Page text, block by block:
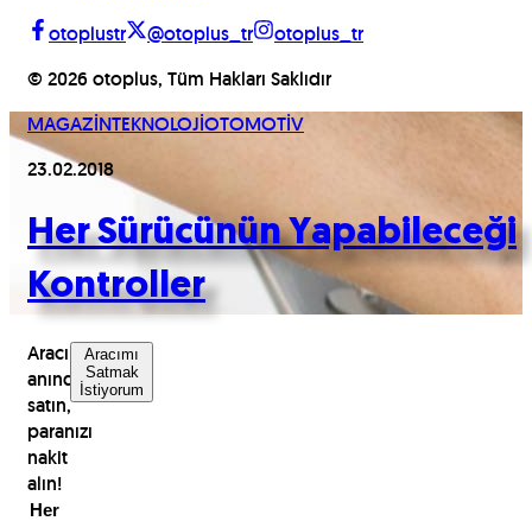
otoplustr
@otoplus_tr
otoplus_tr
© 2026 otoplus, Tüm Hakları Saklıdır
MAGAZİNTEKNOLOJİOTOMOTİV
23.02.2018
Her Sürücünün Yapabileceği
Kontroller
Aracınızı
anında
satın,
paranızı
nakit
alın!
Aracımı
Satmak
İstiyorum
Her